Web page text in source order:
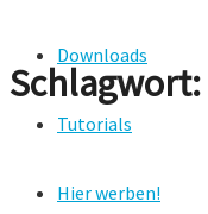
Downloads
Tutorials
Hier werben!
Schlagwort: